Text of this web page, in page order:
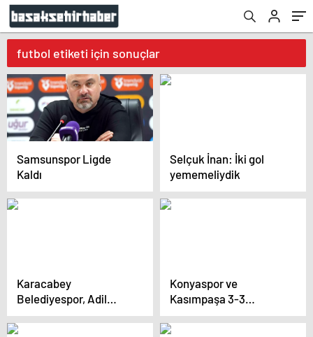
futbol etiketi için sonuçlar
Samsunspor Ligde
Kaldı
Selçuk İnan: İki gol
yememeliydik
Karacabey
Belediyespor, Adil
Cenkçiler’i Sportif
Direktör Olarak Atadı
Konyaspor ve
Kasımpaşa 3-3
Beraberlik